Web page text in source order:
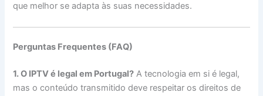
que melhor se adapta às suas necessidades.
Perguntas Frequentes (FAQ)
1. O IPTV é legal em Portugal? A tecnologia em si é legal,
mas o conteúdo transmitido deve respeitar os direitos de